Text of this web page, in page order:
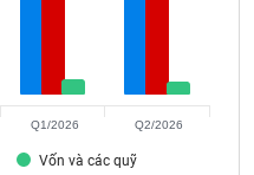
Vốn và các quỹ
Q1/2026 Q2/2026